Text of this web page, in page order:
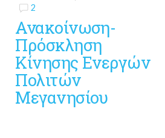
2
Ανακοίνωση-
Πρόσκληση
Κίνησης Ενεργών
Πολιτών
Μεγανησίου